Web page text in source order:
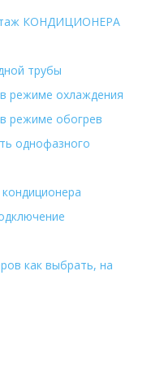
КОНДИЦИОНЕРА
трубы
режиме охлаждения
режиме обогрев
однофазного
как выбрать, на